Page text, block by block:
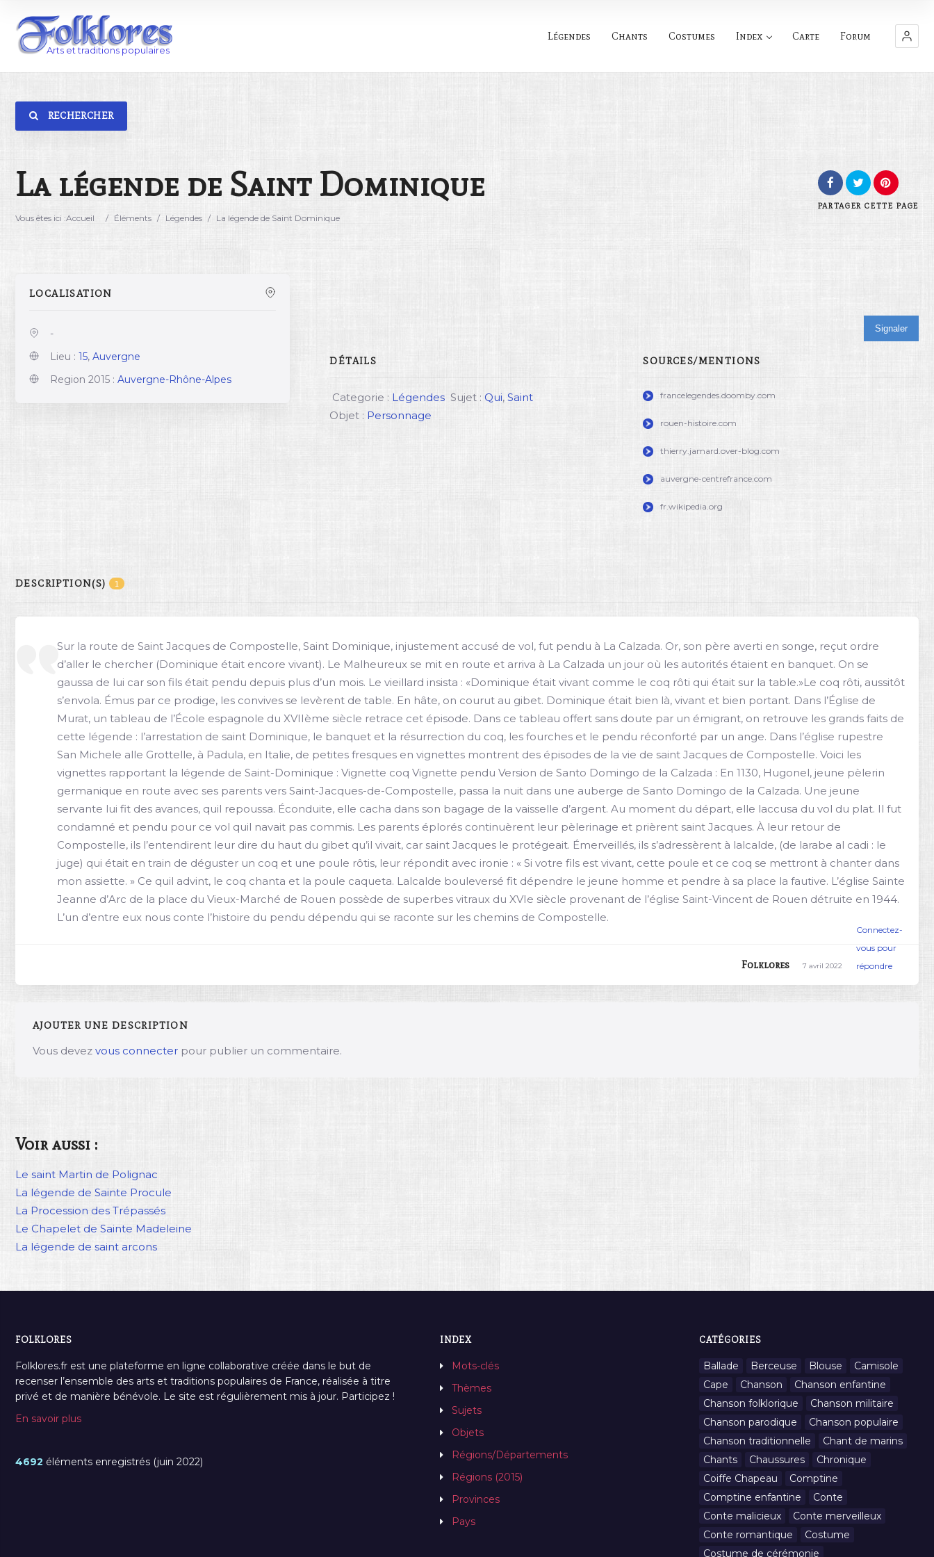
Légendes Chants Costumes Index Carte Forum
RECHERCHER
La légende de Saint Dominique
Vous êtes ici :Accueil / Éléments / Légendes / La légende de Saint Dominique
PARTAGER CETTE PAGE
LOCALISATION
-
Lieu : 15, Auvergne
Region 2015 : Auvergne-Rhône-Alpes
Signaler
DÉTAILS
Categorie : Légendes Sujet : Qui,Saint
Objet : Personnage
SOURCES/MENTIONS
francelegendes.doomby.com
rouen-histoire.com
thierry.jamard.over-blog.com
auvergne-centrefrance.com
fr.wikipedia.org
DESCRIPTION(S) 1
Sur la route de Saint Jacques de Compostelle, Saint Dominique, injustement accusé de vol, fut pendu à La Calzada. Or, son père averti en songe, reçut ordre
d’aller le chercher (Dominique était encore vivant). Le Malheureux se mit en route et arriva à La Calzada un jour où les autorités étaient en banquet. On se
gaussa de lui car son fils était pendu depuis plus d’un mois. Le vieillard insista : «Dominique était vivant comme le coq rôti qui était sur la table.»Le coq rôti, aussitôt
s’envola. Émus par ce prodige, les convives se levèrent de table. En hâte, on courut au gibet. Dominique était bien là, vivant et bien portant. Dans l’Église de
Murat, un tableau de l’École espagnole du XVIIème siècle retrace cet épisode. Dans ce tableau offert sans doute par un émigrant, on retrouve les grands faits de
cette légende : l’arrestation de saint Dominique, le banquet et la résurrection du coq, les fourches et le pendu réconforté par un ange. Dans l’église rupestre
San Michele alle Grottelle, à Padula, en Italie, de petites fresques en vignettes montrent des épisodes de la vie de saint Jacques de Compostelle. Voici les
vignettes rapportant la légende de Saint-Dominique : Vignette coq Vignette pendu Version de Santo Domingo de la Calzada : En 1130, Hugonel, jeune pèlerin
germanique en route avec ses parents vers Saint-Jacques-de-Compostelle, passa la nuit dans une auberge de Santo Domingo de la Calzada. Une jeune
servante lui fit des avances, quil repoussa. Éconduite, elle cacha dans son bagage de la vaisselle d’argent. Au moment du départ, elle laccusa du vol du plat. Il fut
condamné et pendu pour ce vol quil navait pas commis. Les parents éplorés continuèrent leur pèlerinage et prièrent saint Jacques. À leur retour de
Compostelle, ils l’entendirent leur dire du haut du gibet qu’il vivait, car saint Jacques le protégeait. Émerveillés, ils s’adressèrent à lalcalde, (de larabe al cadi : le
juge) qui était en train de déguster un coq et une poule rôtis, leur répondit avec ironie : « Si votre fils est vivant, cette poule et ce coq se mettront à chanter dans
mon assiette. » Ce quil advint, le coq chanta et la poule caqueta. Lalcalde bouleversé fit dépendre le jeune homme et pendre à sa place la fautive. L’église Sainte
Jeanne d’Arc de la place du Vieux-Marché de Rouen possède de superbes vitraux du XVIe siècle provenant de l’église Saint-Vincent de Rouen détruite en 1944.
L’un d’entre eux nous conte l’histoire du pendu dépendu qui se raconte sur les chemins de Compostelle.
Folklores 7 avril 2022
Connectez-
vous pour
répondre
AJOUTER UNE DESCRIPTION
Vous devez vous connecter pour publier un commentaire.
Voir aussi :
Le saint Martin de Polignac
La légende de Sainte Procule
La Procession des Trépassés
Le Chapelet de Sainte Madeleine
La légende de saint arcons
FOLKLORES
Folklores.fr est une plateforme en ligne collaborative créée dans le but de
recenser l’ensemble des arts et traditions populaires de France, réalisée à titre
privé et de manière bénévole. Le site est régulièrement mis à jour. Participez !
En savoir plus
4692 éléments enregistrés (juin 2022)
INDEX
Mots-clés
Thèmes
Sujets
Objets
Régions/Départements
Régions (2015)
Provinces
Pays
CATÉGORIES
Ballade Berceuse Blouse
Camisole
Cape
Chanson
Chanson enfantine
Chanson folklorique
Chanson militaire
Chanson parodique
Chanson populaire
Chanson traditionnelle
Chant de marins
Chants
Chaussures
Chronique
Coiffe Chapeau
Comptine
Comptine enfantine
Conte
Conte malicieux
Conte merveilleux
Conte romantique
Costume
Costume de cérémonie